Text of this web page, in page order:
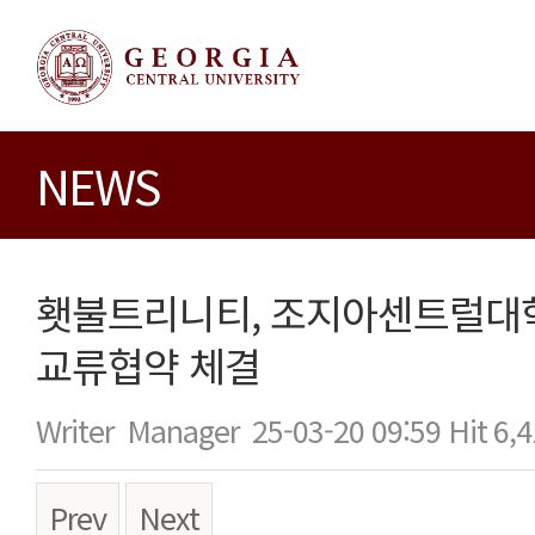
NEWS
횃불트리니티, 조지아센트럴
교류협약 체결
Writer Manager 25-03-20 09:59 Hit
Prev Next